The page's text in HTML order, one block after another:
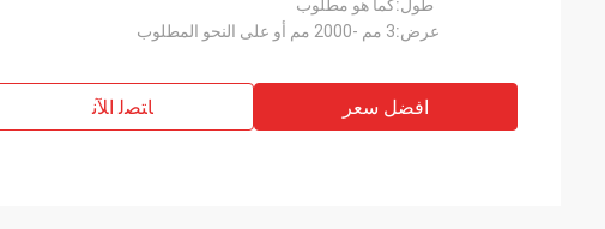
طول:كما هو مطلوب
عرض:3 مم -2000 مم أو على النحو المطلوب
افضل سعر ﺎﺘﺼﻟ ﺍﻶﻧ